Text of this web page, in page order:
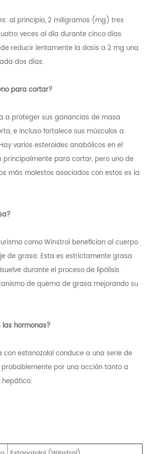
al principio, 2 miligramos (mg) tres
veces al día durante cinco días.
reducir lentamente la dosis a 2 mg una
dos días.
para cortar?
a proteger sus ganancias de masa
e incluso fortalece sus músculos a
varios esteroides anabólicos en el
principalmente para cortar, pero uno de
más molestos asociados con estos es la
como Winstrol benefician al cuerpo
de grasa. Esta es estrictamente grasa
durante el proceso de lipólisis.
de quema de grasa mejorando su
las hormonas?
con estanozolol conduce a una serie de
por una acción tanto a